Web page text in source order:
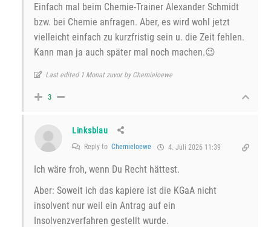
Einfach mal beim Chemie-Trainer Alexander Schmidt
bzw. bei Chemie anfragen. Aber, es wird wohl jetzt
vielleicht einfach zu kurzfristig sein u. die Zeit fehlen.
Kann man ja auch später mal noch machen.😉
Last edited 1 Monat zuvor by Chemieloewe
3
Linksblau
Reply to Chemieloewe 4. Juli 2026 11:39
Ich wäre froh, wenn Du Recht hättest.
Aber: Soweit ich das kapiere ist die KGaA nicht
insolvent nur weil ein Antrag auf ein
Insolvenzverfahren gestellt wurde.